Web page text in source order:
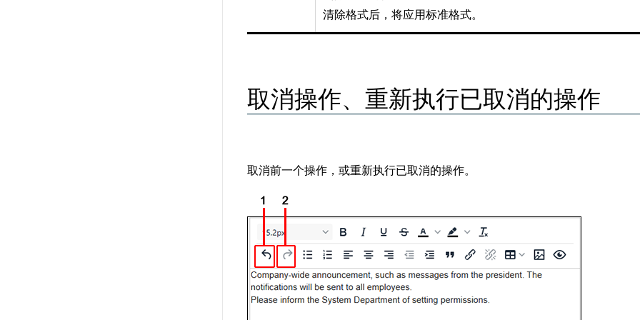
清除格式后，将应用标准格式。
取消操作、重新执行已取消的操作
取消前一个操作，或重新执行已取消的操作。